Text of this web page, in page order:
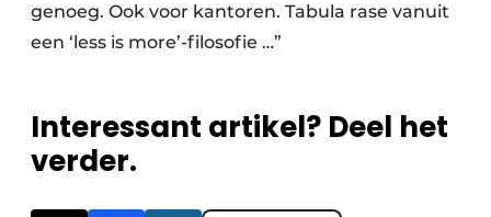
genoeg. Ook voor kantoren. Tabula rase vanuit
een ‘less is more’-filosofie …”
Interessant artikel? Deel het
verder.